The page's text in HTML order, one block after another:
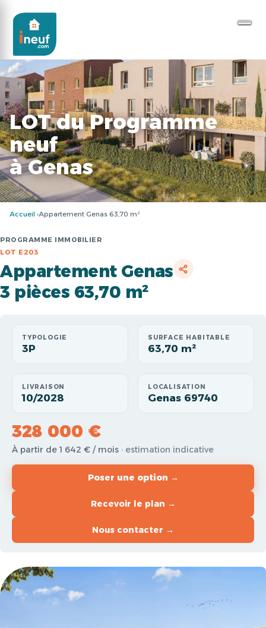
LOT du Programme
neuf
à Genas
Accueil Appartement Genas 63,70 m²
PROGRAMME IMMOBILIER
LOT E203
Appartement Genas
3 pièces 63,70 m²
TYPOLOGIE
3P
SURFACE HABITABLE
63,70 m²
LIVRAISON
10/2028
LOCALISATION
Genas 69740
328 000 €
À partir de 1 642 € / mois · estimation indicative
Poser une option →
Recevoir le plan →
Nous contacter →